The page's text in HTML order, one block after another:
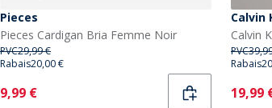
Pieces
Pieces Cardigan Bria Femme Noir
PVC29,99 €
Rabais20,00 €
Current
9,99 €
Calvin
PVC
Rabais
19,99